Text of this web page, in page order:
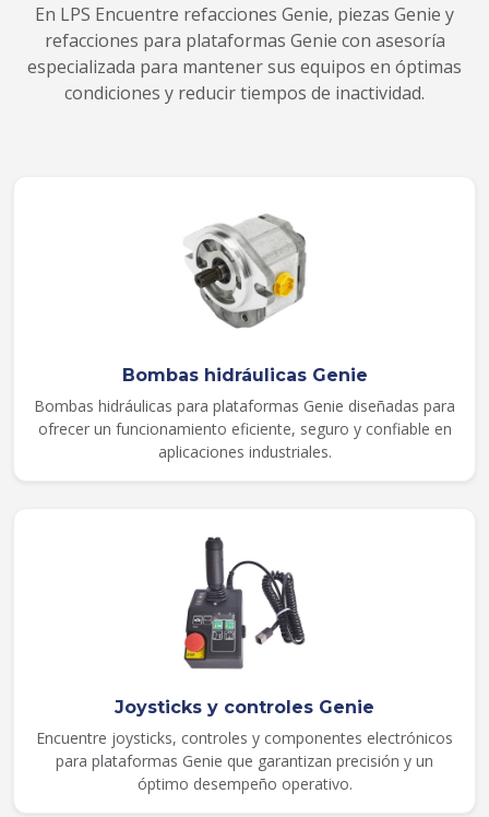
En LPS Encuentre refacciones Genie, piezas Genie y
refacciones para plataformas Genie con asesoría
especializada para mantener sus equipos en óptimas
condiciones y reducir tiempos de inactividad.
Bombas hidráulicas Genie
Bombas hidráulicas para plataformas Genie diseñadas para
ofrecer un funcionamiento eficiente, seguro y confiable en
aplicaciones industriales.
Joysticks y controles Genie
Encuentre joysticks, controles y componentes electrónicos
para plataformas Genie que garantizan precisión y un
óptimo desempeño operativo.